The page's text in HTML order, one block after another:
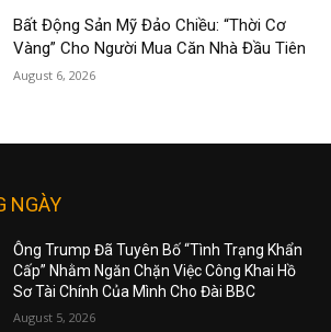
Bất Động Sản Mỹ Đảo Chiều: “Thời Cơ
Vàng” Cho Người Mua Căn Nhà Đầu Tiên
August 6, 2026
NGÀY
Ông Trump Đã Tuyên Bố “Tình Trạng Khẩn
Cấp” Nhằm Ngăn Chặn Việc Công Khai Hồ
Sơ Tài Chính Của Mình Cho Đài BBC
August 5, 2026